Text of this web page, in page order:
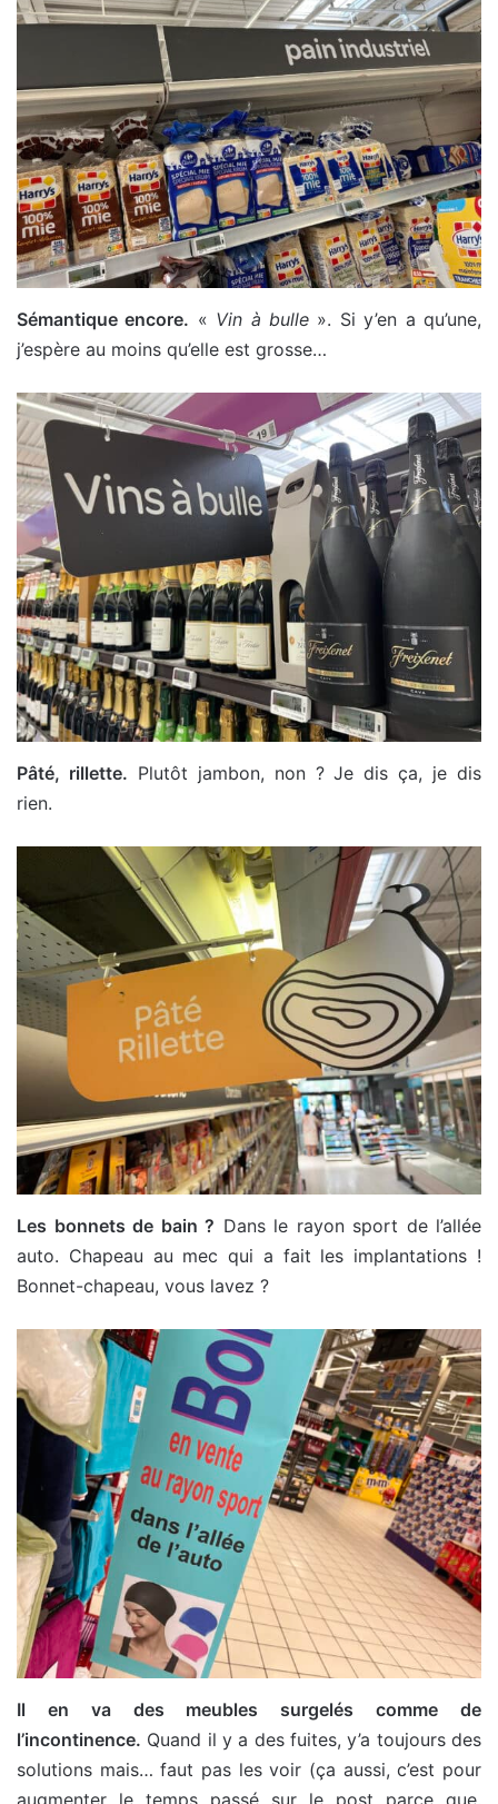
Sémantique encore. « Vin à bulle ». Si y’en a qu’une,
j’espère au moins qu’elle est grosse…
Pâté, rillette. Plutôt jambon, non ? Je dis ça, je dis
rien.
Les bonnets de bain ? Dans le rayon sport de l’allée
auto. Chapeau au mec qui a fait les implantations !
Bonnet-chapeau, vous lavez ?
Il en va des meubles surgelés comme de
l’incontinence. Quand il y a des fuites, y’a toujours des
solutions mais… faut pas les voir (ça aussi, c’est pour
augmenter le temps passé sur le post parce que,